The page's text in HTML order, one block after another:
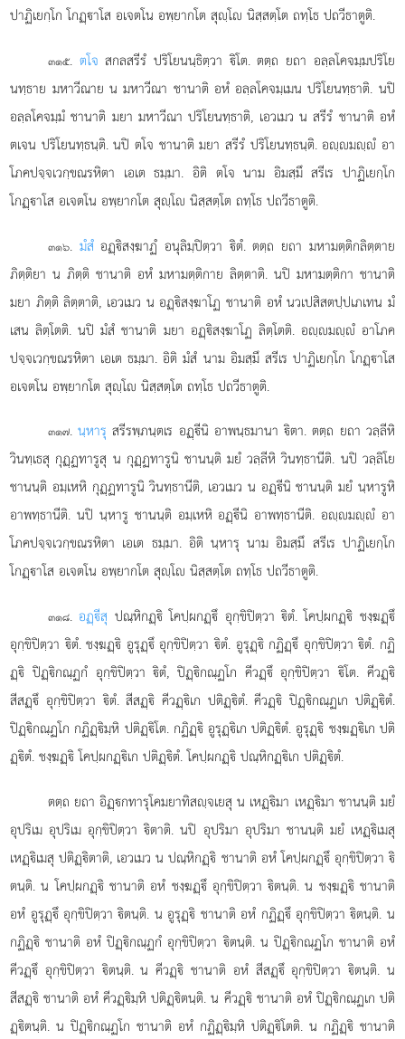
ปาฏิเยกฺโก โกฏฺาโส อเจตโน อพฺยากโต สุฺโ นิสฺสตฺโต ถทฺโธ ปถวีธาตูติ.
๓๑๕. ตโจ สกลสรีรํ ปริโยนนฺธิตฺวา ิโต. ตตฺถ ยถา อลฺลโคจมฺมปริโย
นทฺธาย มหาวีณาย น มหาวีณา ชานาติ อหํ อลฺลโคจมฺเมน ปริโยนทฺธาติ. นปิ
อลฺลโคจมฺมํ ชานาติ มยา มหาวีณา ปริโยนทฺธาติ, เอวเมว น สรีรํ ชานาติ อหํ
ตเจน ปริโยนทฺธนฺติ. นปิ ตโจ ชานาติ มยา สรีรํ ปริโยนทฺธนฺติ. อฺมฺํ อา
โภคปจฺจเวกฺขณรหิตา เอเต ธมฺมา. อิติ ตโจ นาม อิมสฺมึ สรีเร ปาฏิเยกฺโก
โกฏฺาโส อเจตโน อพฺยากโต สุฺโ นิสฺสตฺโต ถทฺโธ ปถวีธาตูติ.
๓๑๖. มํสํอฏฺิสงฺฆาฏํ อนุลิมฺปิตฺวา ิตํ. ตตฺถ ยถา มหามตฺติกลิตฺตาย
ภิตฺติยา น ภิตฺติ ชานาติ อหํ มหามตฺติกาย ลิตฺตาติ. นปิ มหามตฺติกา ชานาติ
มยา ภิตฺติ ลิตฺตาติ, เอวเมว น อฏฺิสงฺฆาโฏ ชานาติ อหํ นวเปสิสตปฺปเภเทน มํ
เสน ลิตฺโตติ. นปิ มํสํ ชานาติ มยา อฏฺิสงฺฆาโฏ ลิตฺโตติ. อฺมฺํ อาโภค
ปจฺจเวกฺขณรหิตา เอเต ธมฺมา. อิติ มํสํ นาม อิมสฺมึ สรีเร ปาฏิเยกฺโก โกฏฺาโส
อเจตโน อพฺยากโต สุฺโ นิสฺสตฺโต ถทฺโธ ปถวีธาตูติ.
๓๑๗.นฺหารุ สรีรพฺภนฺตเร อฏฺีนิ อาพนฺธมานา ิตา. ตตฺถ ยถา วลฺลีหิ
วินทฺเธสุ กุฏฺฏทารูสุ น กุฏฺฏทารูนิ ชานนฺติ มยํ วลฺลีหิ วินทฺธานีติ. นปิ วลฺลิโย
ชานนฺติ อมฺเหหิ กุฏฺฏทารูนิ วินทฺธานีติ, เอวเมว น อฏฺีนิ ชานนฺติ มยํ นฺหารูหิ
อาพทฺธานีติ. นปิ นฺหารู ชานนฺติ อมฺเหหิ อฏฺีนิ อาพทฺธานีติ. อฺมฺํ อา
โภคปจฺจเวกฺขณรหิตา เอเต ธมฺมา. อิติ นฺหารุ นาม อิมสฺมึ สรีเร ปาฏิเยกฺโก
โกฏฺาโส อเจตโน อพฺยากโต สุฺโ นิสฺสตฺโต ถทฺโธ ปถวีธาตูติ.
๓๑๘.อฏฺีสุ ปณฺหิกฏฺิ โคปฺผกฏฺึ อุกฺขิปิตฺวา ิตํ. โคปฺผกฏฺิ ชงฺฆฏฺึ
อุกฺขิปิตฺวา ิตํ. ชงฺฆฏฺิ อูรุฏฺึ อุกฺขิปิตฺวา ิตํ. อูรุฏฺิ กฏิฏฺึ อุกฺขิปิตฺวา ิตํ. กฏิ
ฏฺิ ปิฏฺิกณฺฏกํ อุกฺขิปิตฺวา ิตํ, ปิฏฺิกณฺฏโก คีวฏฺึ อุกฺขิปิตฺวา ิโต. คีวฏฺิ
สีสฏฺึ อุกฺขิปิตฺวา ิตํ. สีสฏฺิ คีวฏฺิเก ปติฏฺิตํ. คีวฏฺิ ปิฏฺิกณฺฏเก ปติฏฺิตํ.
ปิฏฺิกณฺฏโก กฏิฏฺิมฺหิ ปติฏฺิโต. กฏิฏฺิ อูรุฏฺิเก ปติฏฺิตํ. อูรุฏฺิ ชงฺฆฏฺิเก ปติ
ฏฺิตํ. ชงฺฆฏฺิ โคปฺผกฏฺิเก ปติฏฺิตํ. โคปฺผกฏฺิ ปณฺหิกฏฺิเก ปติฏฺิตํ.
ตตฺถ ยถา อิฏฺกทารุโคมยาทิสฺจเยสุ น เหฏฺิมา เหฏฺิมา ชานนฺติ มยํ
อุปริเม อุปริเม อุกฺขิปิตฺวา ิตาติ. นปิ อุปริมา อุปริมา ชานนฺติ มยํ เหฏฺิเมสุ
เหฏฺิเมสุ ปติฏฺิตาติ, เอวเมว น ปณฺหิกฏฺิ ชานาติ อหํ โคปฺผกฏฺึ อุกฺขิปิตฺวา ิ
ตนฺติ. น โคปฺผกฏฺิ ชานาติ อหํ ชงฺฆฏฺึ อุกฺขิปิตฺวา ิตนฺติ. น ชงฺฆฏฺิ ชานาติ
อหํ อูรุฏฺึ อุกฺขิปิตฺวาิตนฺติ. น อูรุฏฺิ ชานาติ อหํ กฏิฏฺึ อุกฺขิปิตฺวา ิตนฺติ. น
กฏิฏฺิ ชานาติ อหํ ปิฏฺิกณฺฏกํ อุกฺขิปิตฺวา ิตนฺติ. น ปิฏฺิกณฺฏโก ชานาติ อหํ
คีวฏฺึ อุกฺขิปิตฺวา ิตนฺติ. น คีวฏฺิ ชานาติ อหํ สีสฏฺึ อุกฺขิปิตฺวา ิตนฺติ. น
สีสฏฺิ ชานาติ อหํ คีวฏฺิมฺหิ ปติฏฺิตนฺติ. น คีวฏฺิ ชานาติ อหํ ปิฏฺิกณฺฏเก ปติ
ฏฺิตนฺติ. น ปิฏฺิกณฺฏโก ชานาติ อหํ กฏิฏฺิมฺหิ ปติฏฺิโตติ. น กฏิฏฺิ ชานาติ